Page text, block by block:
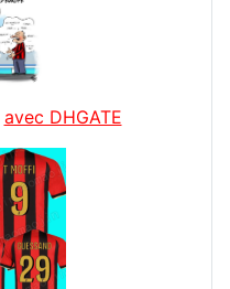
avec DHGATE